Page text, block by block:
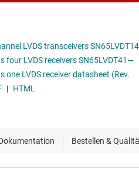
transceivers SN65LVDT14
receivers SN65LVDT41—
one LVDS receiver datasheet (Rev.
| HTML